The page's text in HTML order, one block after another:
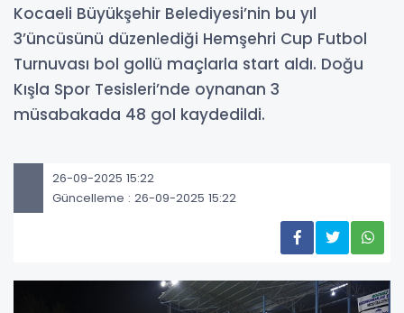
Kocaeli Büyükşehir Belediyesi’nin bu yıl
3’üncüsünü düzenlediği Hemşehri Cup Futbol
Turnuvası bol gollü maçlarla start aldı. Doğu
Kışla Spor Tesisleri’nde oynanan 3
müsabakada 48 gol kaydedildi.
26-09-2025 15:22
Güncelleme : 26-09-2025 15:22